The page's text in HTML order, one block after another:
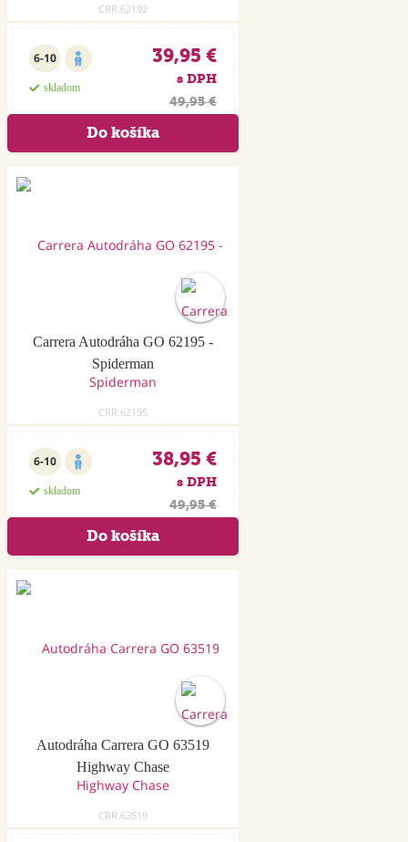
CRR.62192
6-10
skladom
39,95 €
s DPH
49,95 €
Carrera Autodráha GO 62195 -
Spiderman
CRR.62195
6-10
skladom
38,95 €
s DPH
49,95 €
Autodráha Carrera GO 63519
Highway Chase
CRR.63519